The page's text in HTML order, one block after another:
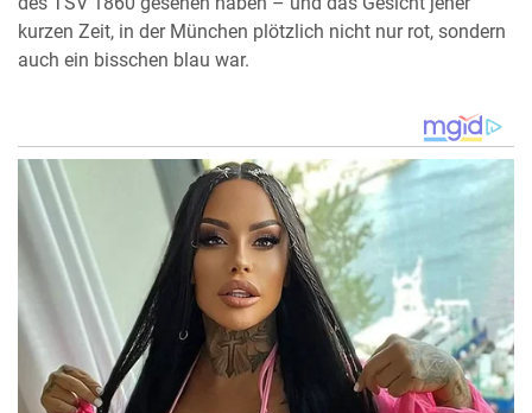
kurzen Zeit, in der München plötzlich nicht nur rot, sondern
auch ein bisschen blau war.